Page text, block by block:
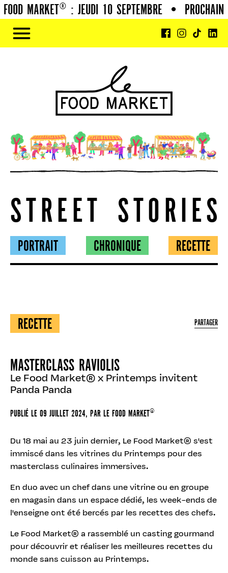
MARKET® : JEUDI 10 SEPTEMBRE • PROCHAIN
STREET STORIES
PORTRAIT CHRONIQUE RECETTE
RECETTE PARTAGER
MASTERCLASS RAVIOLIS
Le Food Market® x Printemps invitent
Panda Panda
PUBLIÉ LE 09 JUILLET 2024, PAR LE FOOD MARKET®
Du 18 mai au 23 juin dernier, Le Food Market® s'est
immiscé dans les vitrines du Printemps pour des
masterclass culinaires immersives.
En duo avec un chef dans une vitrine ou en groupe
en magasin dans un espace dédié, les week-ends de
l'enseigne ont été bercés par les recettes des chefs.
Le Food Market® a rassemblé un casting gourmand
pour découvrir et réaliser les meilleures recettes du
monde sans cuisson au Printemps.